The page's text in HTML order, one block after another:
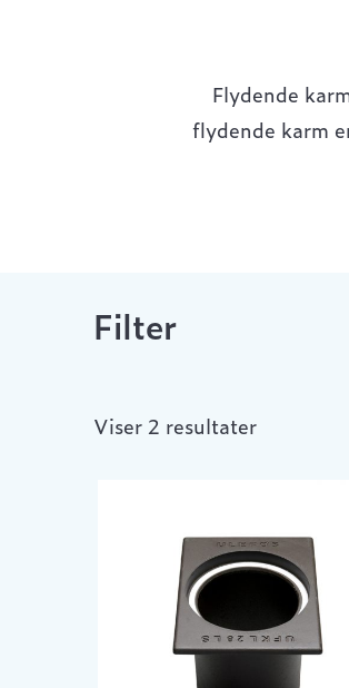
Flydende
flydende karm
Filter
Viser 2 resultater